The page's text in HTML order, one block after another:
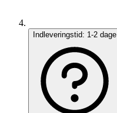
Indleveringstid: 1-2 dage